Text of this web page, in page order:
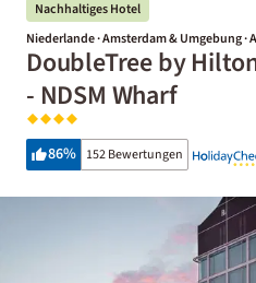
Nachhaltiges Hotel
Niederlande · Amsterdam & Umgebung ·
DoubleTree by
- NDSM Wharf
86% 152 Bewertungen